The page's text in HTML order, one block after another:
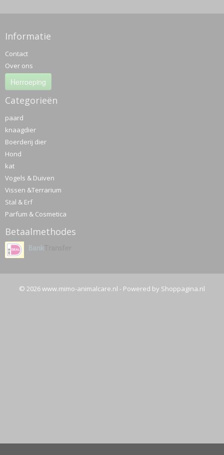
Informatie
Contact
Over ons
Herroeping
Categorieën
paard
knaagdier
Boerderij dier
Hond
kat
Vogels & Duiven
Vissen &Terrarium
Stal & Erf
Parfum & Cosmetica
Betaalmethodes
© 2026 www.mimo-animalcare.nl - Powered by Shoppagina.nl